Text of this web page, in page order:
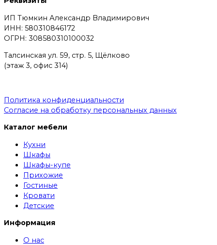
ИП Тюмкин Александр Владимирович
ИНН: 580310846172
ОГРН: 308580310100032
Талсинская ул. 59, стр. 5, Щёлково
(этаж 3, офис 314)
Политика конфиденциальности
Согласие на обработку персональных данных
Каталог мебели
Кухни
Шкафы
Шкафы-купе
Прихожие
Гостиные
Кровати
Детские
Информация
О нас